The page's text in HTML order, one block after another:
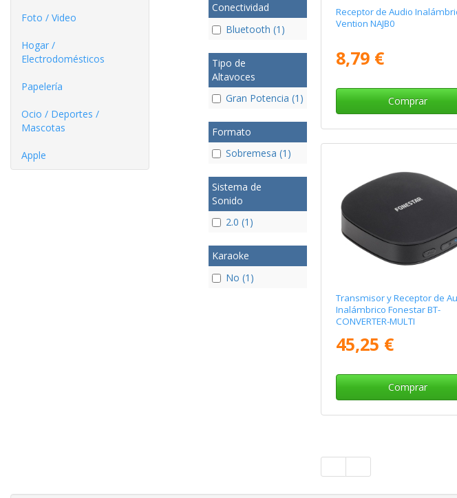
Foto / Video
Hogar /
Electrodomésticos
Papelería
Ocio / Deportes /
Mascotas
Apple
Conectividad
Bluetooth (1)
Tipo de
Altavoces
Gran Potencia (1)
Formato
Sobremesa (1)
Sistema de
Sonido
2.0 (1)
Karaoke
No (1)
Receptor de Audio
Vention NAJB0
8,79 €
Comprar
Transmisor y Receptor de
Inalámbrico Fonestar BT-
CONVERTER-MULTI
45,25 €
Comprar